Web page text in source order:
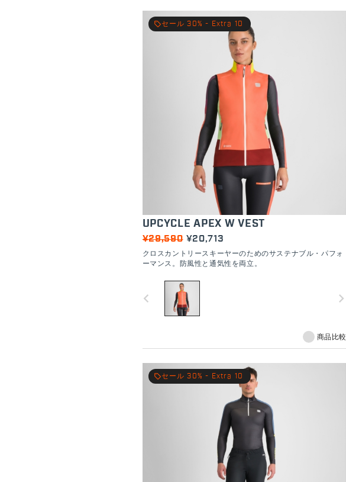
local_offerセール 30% - Extra 10
UPCYCLE APEX W VEST
¥29,590 ¥20,713
クロスカントリースキーヤーのためのサステナブル・パフォ
ーマンス。防風性と通気性を両立。
navigate_before navigate_next
商品比較
local_offerセール 30% - Extra 10